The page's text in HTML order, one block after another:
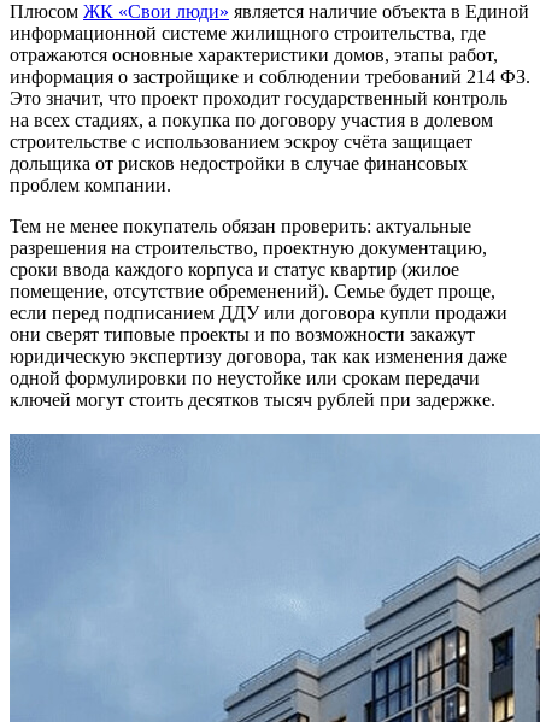
Плюсом ЖК «Свои люди» является наличие объекта в Единой
информационной системе жилищного строительства, где
отражаются основные характеристики домов, этапы работ,
информация о застройщике и соблюдении требований 214 ФЗ.
Это значит, что проект проходит государственный контроль
на всех стадиях, а покупка по договору участия в долевом
строительстве с использованием эскроу счёта защищает
дольщика от рисков недостройки в случае финансовых
проблем компании.
Тем не менее покупатель обязан проверить: актуальные
разрешения на строительство, проектную документацию,
сроки ввода каждого корпуса и статус квартир (жилое
помещение, отсутствие обременений). Семье будет проще,
если перед подписанием ДДУ или договора купли продажи
они сверят типовые проекты и по возможности закажут
юридическую экспертизу договора, так как изменения даже
одной формулировки по неустойке или срокам передачи
ключей могут стоить десятков тысяч рублей при задержке.